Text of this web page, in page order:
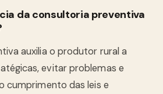
da consultoria preventiva
auxilia o produtor rural a
evitar problemas e
cumprimento das leis e